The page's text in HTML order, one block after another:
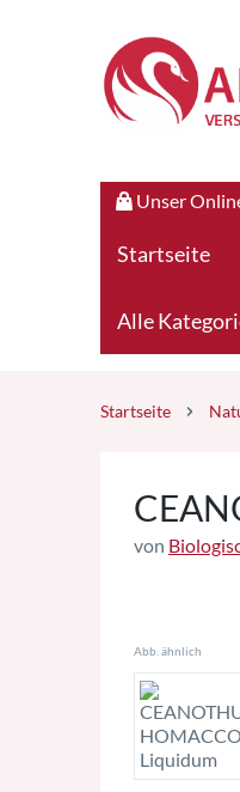
Unser
Startseite
Alle
Startseite
von
Abb. ähnlich